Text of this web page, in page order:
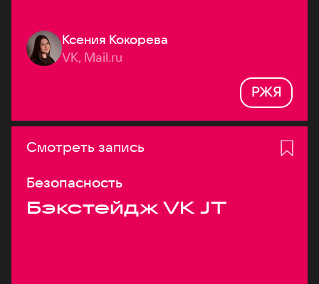
Ксения Кокорева
VK, Mail.ru
РЖЯ
Смотреть запись
Безопасность
Бэкстейдж VK JT